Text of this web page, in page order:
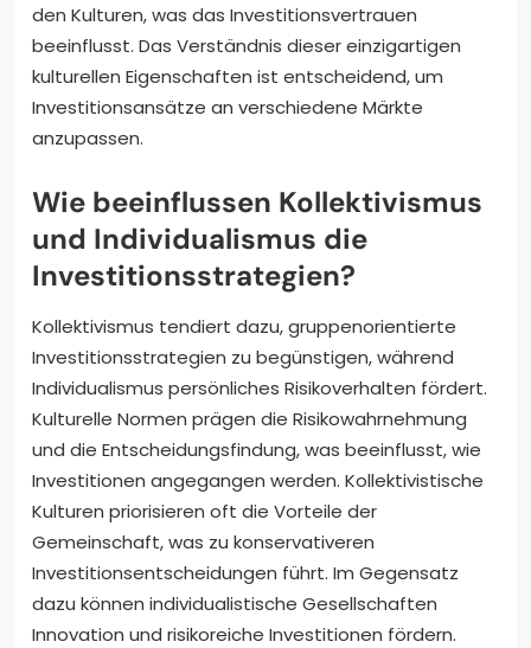
den Kulturen, was das Investitionsvertrauen
beeinflusst. Das Verständnis dieser einzigartigen
kulturellen Eigenschaften ist entscheidend, um
Investitionsansätze an verschiedene Märkte
anzupassen.
Wie beeinflussen Kollektivismus
und Individualismus die
Investitionsstrategien?
Kollektivismus tendiert dazu, gruppenorientierte
Investitionsstrategien zu begünstigen, während
Individualismus persönliches Risikoverhalten fördert.
Kulturelle Normen prägen die Risikowahrnehmung
und die Entscheidungsfindung, was beeinflusst, wie
Investitionen angegangen werden. Kollektivistische
Kulturen priorisieren oft die Vorteile der
Gemeinschaft, was zu konservativeren
Investitionsentscheidungen führt. Im Gegensatz
dazu können individualistische Gesellschaften
Innovation und risikoreiche Investitionen fördern.